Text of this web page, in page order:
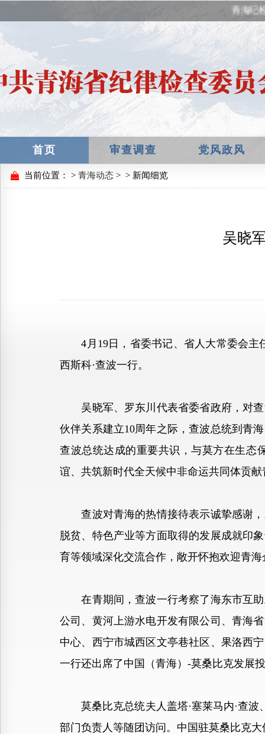
青海纪
首页 审查调查 党风政风
当前位置： > 青海动态 > > 新闻细览
吴晓
4月19日，省委书记、省人大常委会主
西斯科·查波一行。
吴晓军、罗东川代表省委省政府，对查
伙伴关系建立10周年之际，查波总统到青
查波总统达成的重要共识，与莫方在生态
谊、共筑新时代全天候中非命运共同体贡
查波对青海的热情接待表示诚挚感谢，
脱贫、特色产业等方面取得的发展成就印
育等领域深化交流合作，敞开怀抱欢迎青
在青期间，查波一行考察了海东市互助
公司、黄河上游水电开发有限公司、青海
中心、西宁市城西区文亭巷社区、果洛西
一行还出席了中国（青海）-莫桑比克发展
莫桑比克总统夫人盖塔·塞莱马内·查波
部门负责人等随团访问。中国驻莫桑比克